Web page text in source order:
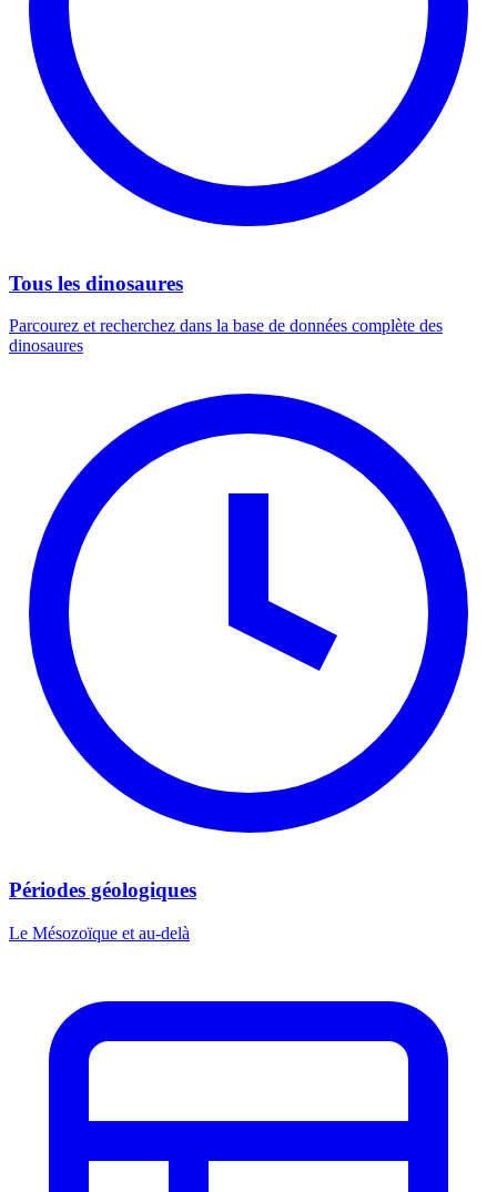
Tous les dinosaures
Parcourez et recherchez dans la base de données complète des
dinosaures
Périodes géologiques
Le Mésozoïque et au-delà